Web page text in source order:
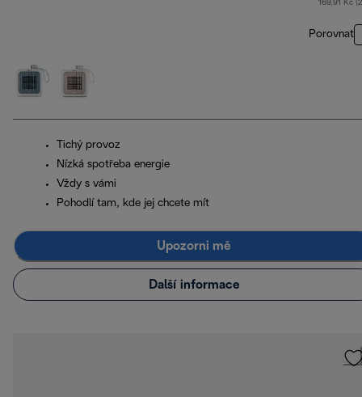
169,91 Kč
Porovnat
Tichý provoz
Nízká spotřeba energie
Vždy s vámi
Pohodlí tam, kde jej chcete mít
Upozorni mě
Další informace